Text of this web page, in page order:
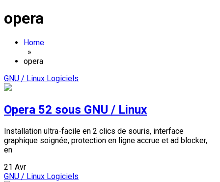
opera
Home
»
opera
GNU / Linux Logiciels
Opera 52 sous GNU / Linux
Installation ultra-facile en 2 clics de souris, interface
graphique soignée, protection en ligne accrue et ad blocker,
en
21 Avr
GNU / Linux Logiciels